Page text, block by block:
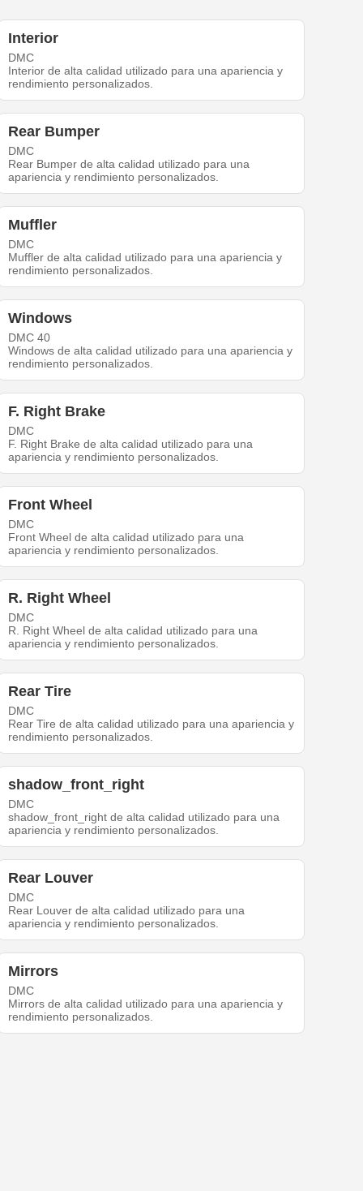
Interior
DMC
Interior de alta calidad utilizado para una apariencia y
rendimiento personalizados.
Rear Bumper
DMC
Rear Bumper de alta calidad utilizado para una
apariencia y rendimiento personalizados.
Muffler
DMC
Muffler de alta calidad utilizado para una apariencia y
rendimiento personalizados.
Windows
DMC 40
Windows de alta calidad utilizado para una apariencia y
rendimiento personalizados.
F. Right Brake
DMC
F. Right Brake de alta calidad utilizado para una
apariencia y rendimiento personalizados.
Front Wheel
DMC
Front Wheel de alta calidad utilizado para una
apariencia y rendimiento personalizados.
R. Right Wheel
DMC
R. Right Wheel de alta calidad utilizado para una
apariencia y rendimiento personalizados.
Rear Tire
DMC
Rear Tire de alta calidad utilizado para una apariencia y
rendimiento personalizados.
shadow_front_right
DMC
shadow_front_right de alta calidad utilizado para una
apariencia y rendimiento personalizados.
Rear Louver
DMC
Rear Louver de alta calidad utilizado para una
apariencia y rendimiento personalizados.
Mirrors
DMC
Mirrors de alta calidad utilizado para una apariencia y
rendimiento personalizados.